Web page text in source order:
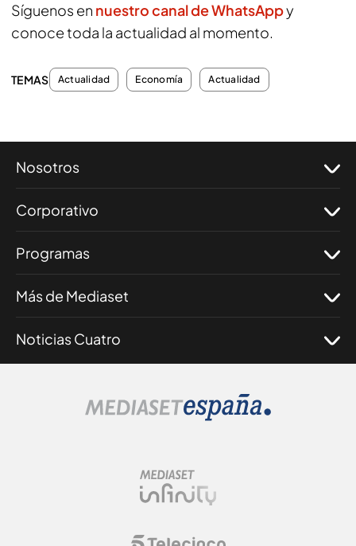
Síguenos en nuestro canal de WhatsAppy
conoce toda la actualidad al momento.
TEMAS Actualidad Economía Actualidad
Nosotros
Corporativo
Programas
Más de Mediaset
Noticias Cuatro